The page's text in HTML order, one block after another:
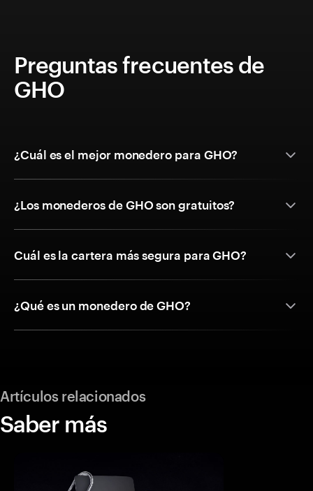
Preguntas frecuentes de
GHO
¿Cuál es el mejor monedero para GHO?
¿Los monederos de GHO son gratuitos?
Cuál es la cartera más segura para GHO?
¿Qué es un monedero de GHO?
Artículos relacionados
Saber más